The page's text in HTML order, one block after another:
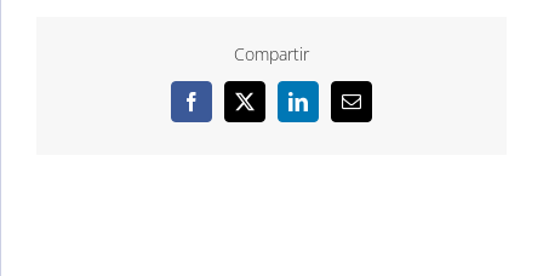
Compartir
Facebook
X LinkedInCorreo